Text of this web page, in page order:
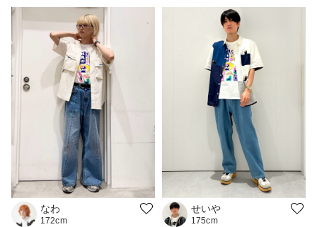
なわ
172cm
せいや
175cm